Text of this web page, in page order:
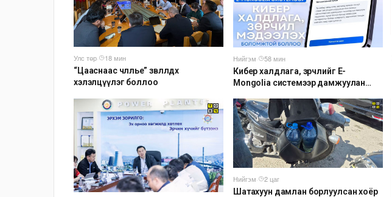
Улс төр·
18 мин
“Цааснаас чөлөөлье” зөвлөлдөх
хэлэлцүүлэг боллоо
Нийгэм·
58 мин
Кибер халдлага, зөрчлийг E-
Mongolia системээр дамжуулан
Нийгэм·
2 цаг
Шатахуун дамлан борлуулсан хоёр